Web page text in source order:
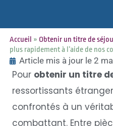
Accueil » Obtenir un titre de
plus rapidement à l’aide de nos
Article mis à jour le 2
Pour obtenir un titre
ressortissants
confrontés à un
combattant. Entre